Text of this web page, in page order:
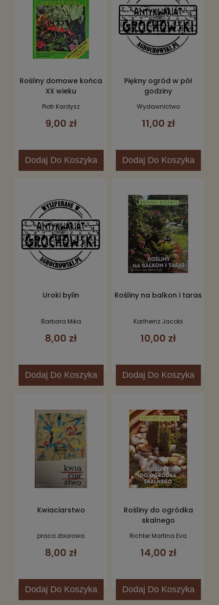
Rośliny domowe końca
XX wieku
Piotr Kardysz
9,00 zł
Dodaj Do Koszyka
Piękny ogród w pół
godziny
Wydawnictwo
11,00 zł
Dodaj Do Koszyka
Uroki bylin
Barbara Mika
8,00 zł
Dodaj Do Koszyka
Rośliny na balkon i taras
Karlheinz Jacobi
10,00 zł
Dodaj Do Koszyka
Kwiaciarstwo
praca zbiorowa
8,00 zł
Dodaj Do Koszyka
Rośliny do ogródka
skalnego
Richter Martina Eva
14,00 zł
Dodaj Do Koszyka